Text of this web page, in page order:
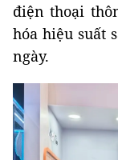
điện thoại
hóa hiệu suất
ngày.